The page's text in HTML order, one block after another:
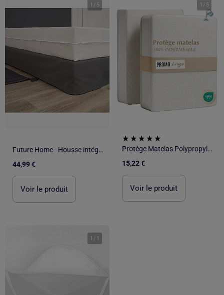
1 / 5
Future Home - Housse intégrale anti punaise de lit bonnets 27 cm
44,99 €
Voir le produit
1 / 5
Protège Matelas Polypropylène PROMO LINGE
15,22 €
Voir le produit
1 / 1